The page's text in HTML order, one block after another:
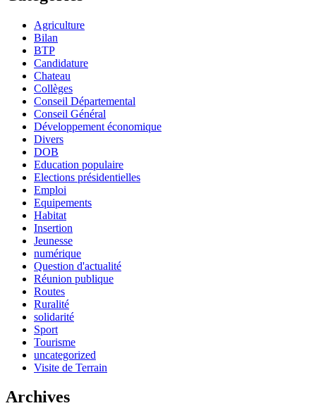
Agriculture
Bilan
BTP
Candidature
Chateau
Collèges
Conseil Départemental
Conseil Général
Développement économique
Divers
DOB
Education populaire
Elections présidentielles
Emploi
Equipements
Habitat
Insertion
Jeunesse
numérique
Question d'actualité
Réunion publique
Routes
Ruralité
solidarité
Sport
Tourisme
uncategorized
Visite de Terrain
Archives